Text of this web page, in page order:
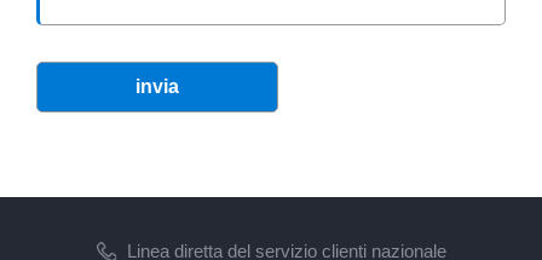
invia
Linea diretta del servizio clienti nazionale